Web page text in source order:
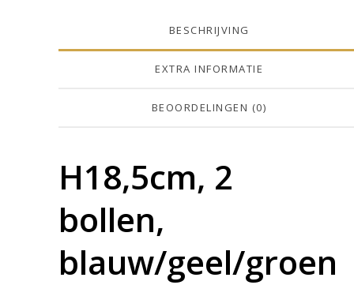
BESCHRIJVING
EXTRA INFORMATIE
BEOORDELINGEN (0)
H18,5cm, 2
bollen,
blauw/geel/groen